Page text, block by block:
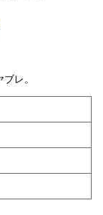
レ。